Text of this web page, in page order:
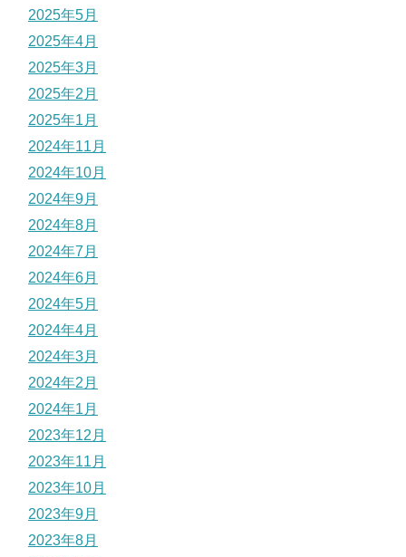
2025年5月
2025年4月
2025年3月
2025年2月
2025年1月
2024年11月
2024年10月
2024年9月
2024年8月
2024年7月
2024年6月
2024年5月
2024年4月
2024年3月
2024年2月
2024年1月
2023年12月
2023年11月
2023年10月
2023年9月
2023年8月